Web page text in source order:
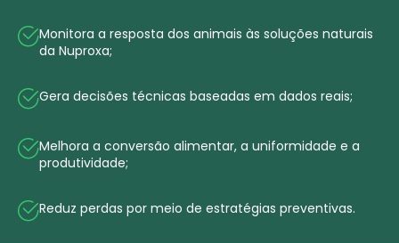
Monitora a resposta dos animais às soluções naturais
da Nuproxa;
Gera decisões técnicas baseadas em dados reais;
Melhora a conversão alimentar, a uniformidade e a
produtividade;
Reduz perdas por meio de estratégias preventivas.